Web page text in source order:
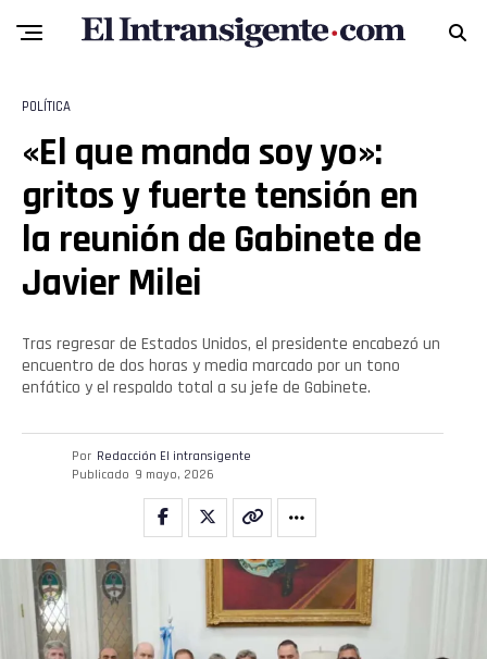
POLÍTICA
«El que manda soy yo»:
gritos y fuerte tensión en
la reunión de Gabinete de
Javier Milei
Tras regresar de Estados Unidos, el presidente encabezó un
encuentro de dos horas y media marcado por un tono
enfático y el respaldo total a su jefe de Gabinete.
Por Redacción El intransigente
Publicado 9 mayo, 2026